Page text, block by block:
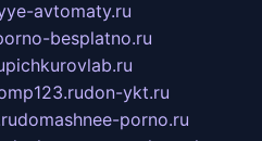
avtomaty.ru
besplatno.ru
pichkurovlab.ru
don-ykt.ru
domashnee-porno.ru